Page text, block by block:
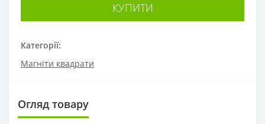
Категорії:
Магніти квадрати
КУПИТИ
Огляд товару